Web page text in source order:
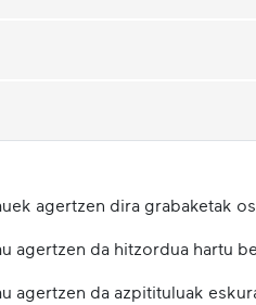
agertzen dira grabaketak
agertzen da hitzordua hartu
agertzen da azpitituluak